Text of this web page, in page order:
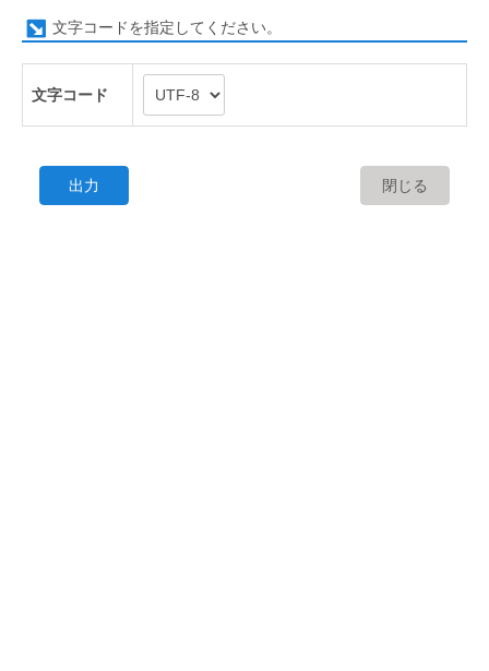
文字コードを指定してください。
文字コード